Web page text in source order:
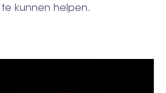
kunnen helpen.